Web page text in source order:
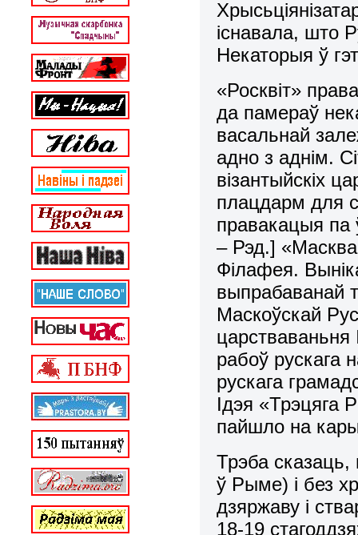
існавала, што
Некаторыя ў
«Росквіт»
да памераў
васальнай
адно з аднім.
візантыйскіх
плацдарм для
правакацыя па
– Рэд.]
Філафея.
выпрабаванай
Маскоўскай
царстваваньня
рабоў рускага
рускага
Ідэя «Трэцяга
пайшло на
Трэба сказаць,
ў Рыме) і без
дзяржаву і
18-19